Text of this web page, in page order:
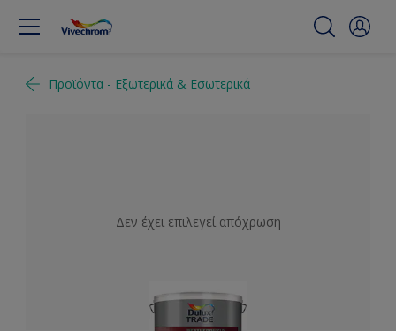
Προϊόντα - Εξωτερικά & Εσωτερικά
Δεν έχει επιλεγεί απόχρωση